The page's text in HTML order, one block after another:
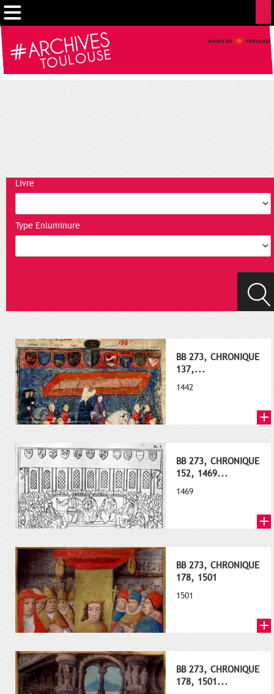
Livre
Type Enluminure
BB 273, CHRONIQUE
137,...
1442
BB 273, CHRONIQUE
152, 1469...
1469
BB 273, CHRONIQUE
178, 1501
1501
BB 273, CHRONIQUE
178, 1501...
Gestion de vos préférences sur les cookies